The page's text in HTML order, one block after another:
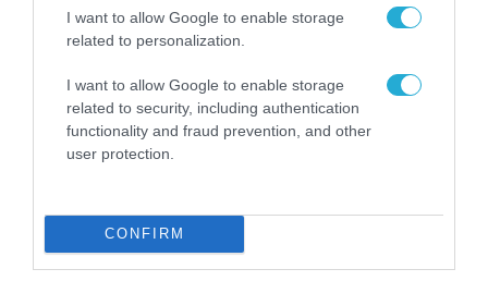
I want to allow Google to enable storage
related to personalization.
I want to allow Google to enable storage
related to security, including authentication
functionality and fraud prevention, and other
user protection.
CONFIRM
06.08.2026 | 09:03
«Οι εντελώς αθώοι»: Η ανάρτηση του Αρκά για
τα ζώα που χάθηκαν στις πυρκαγιές της
Αττικής (φωτο)